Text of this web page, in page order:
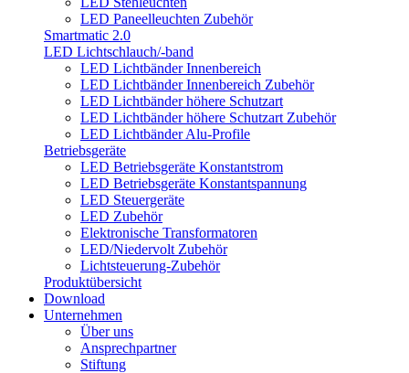
LED Paneelleuchten Zubehör
Smartmatic 2.0
LED Lichtschlauch/-band
LED Lichtbänder Innenbereich
LED Lichtbänder Innenbereich Zubehör
LED Lichtbänder höhere Schutzart
LED Lichtbänder höhere Schutzart Zubehör
LED Lichtbänder Alu-Profile
Betriebsgeräte
LED Betriebsgeräte Konstantstrom
LED Betriebsgeräte Konstantspannung
LED Steuergeräte
LED Zubehör
Elektronische Transformatoren
LED/Niedervolt Zubehör
Lichtsteuerung-Zubehör
Produktübersicht
Download
Unternehmen
Über uns
Ansprechpartner
Stiftung